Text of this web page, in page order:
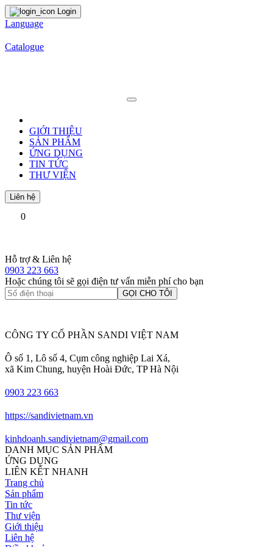
Login
Language
Catalogue
GIỚI THIỆU
SẢN PHẨM
ỨNG DỤNG
TIN TỨC
THƯ VIỆN
Liên hệ
0
Hỗ trợ & Liên hệ
0903 223 663
Hoặc chúng tôi sẽ gọi điện tư vấn miễn phí cho bạn
GỌI CHO TÔI
CÔNG TY CỔ PHẦN SANDI VIỆT NAM
Ô số 1, Lô số 4, Cụm công nghiệp Lai Xá,
xã Kim Chung, huyện Hoài Đức, TP Hà Nội
0903 223 663
https://sandivietnam.vn
kinhdoanh.sandivietnam@gmail.com
DANH MỤC SẢN PHẨM
ỨNG DỤNG
LIÊN KẾT NHANH
Trang chủ
Sản phẩm
Tin tức
Thư viện
Giới thiệu
Liên hệ